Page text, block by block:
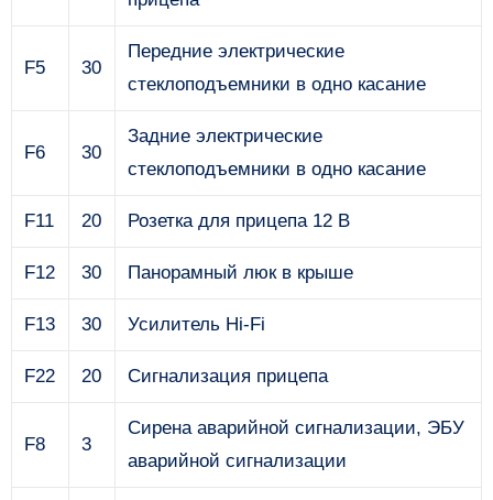
F5 30
Передние электрические
стеклоподъемники в одно касание
F6 30
Задние электрические
стеклоподъемники в одно касание
F11 20 Розетка для прицепа 12 В
F12 30 Панорамный люк в крыше
F13 30 Усилитель Hi-Fi
F22 20 Сигнализация прицепа
F8 3
Сирена аварийной сигнализации, ЭБУ
аварийной сигнализации